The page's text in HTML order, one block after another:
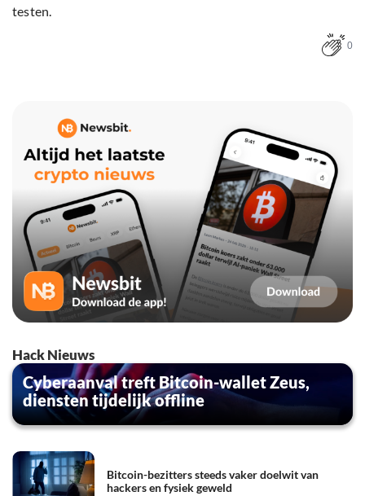
testen.
0
Hack Nieuws
Cyberaanval treft Bitcoin-wallet Zeus,
diensten tijdelijk offline
Bitcoin-bezitters steeds vaker doelwit van
hackers en fysiek geweld